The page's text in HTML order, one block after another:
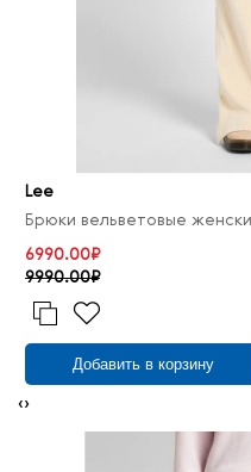
Lee
Брюки вельветовые
6990.00₽
9990.00₽
Добавить в корзину
‹›